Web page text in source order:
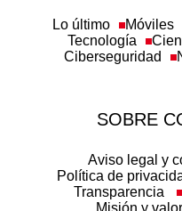
Lo último Móviles
Tecnología
Ciberseguridad
SOBRE
Aviso legal y
Política de
Transparencia
Misión y